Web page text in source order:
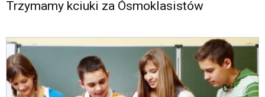
Trzymamy kciuki za Ósmoklasistów